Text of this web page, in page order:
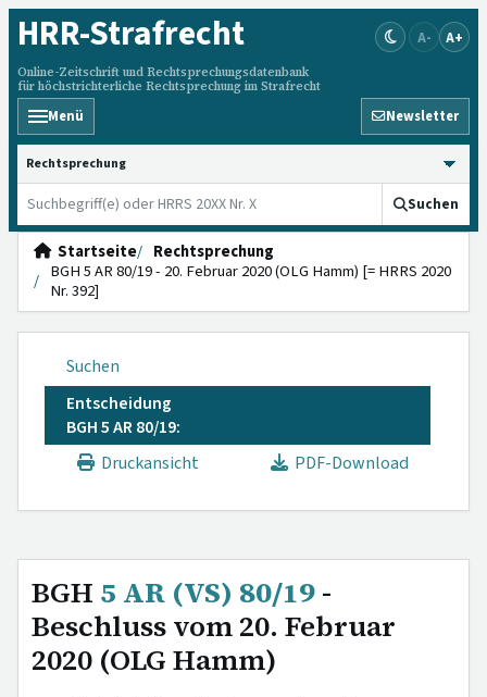
HRR-Strafrecht
Online-Zeitschrift und Rechtsprechungsdatenbank
für höchstrichterliche Rechtsprechung im Strafrecht
A- A+
Menü Newsletter
HRRS durchsuchen
Suchen
Startseite
Rechtsprechung
BGH 5 AR 80/19 - 20. Februar 2020 (OLG Hamm) [= HRRS 2020
Nr. 392]
Suchen
Entscheidung
BGH 5 AR 80/19:
Druckansicht
PDF-Download
BGH 5 AR (VS) 80/19-
Beschluss vom 20. Februar
2020 (OLG Hamm)